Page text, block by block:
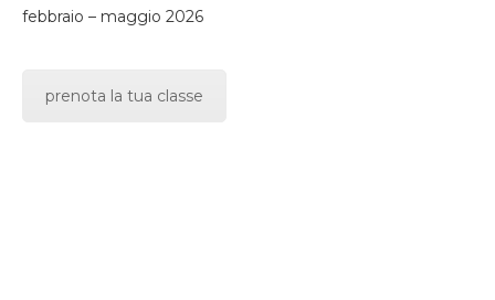
febbraio – maggio 2026
prenota la tua classe